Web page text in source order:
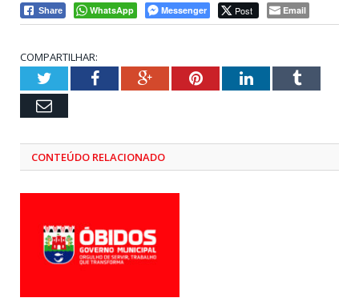
Share WhatsApp Messenger Post Email
COMPARTILHAR:
TwitterFacebookGoogle+PinterestLinkedInTumblr
Email
CONTEÚDO RELACIONADO